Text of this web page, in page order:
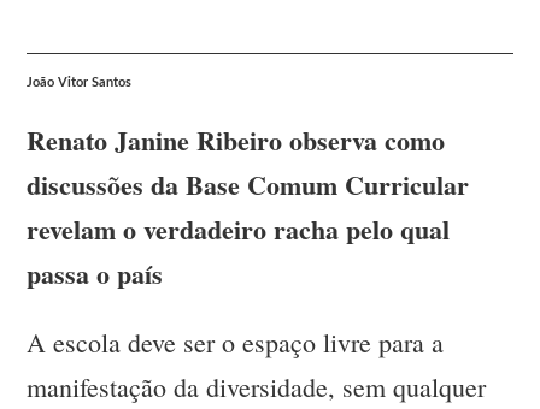
João Vitor Santos
Renato Janine Ribeiro observa como
discussões da Base Comum Curricular
revelam o verdadeiro racha pelo qual
passa o país
A escola deve ser o espaço livre para a
manifestação da diversidade, sem qualquer